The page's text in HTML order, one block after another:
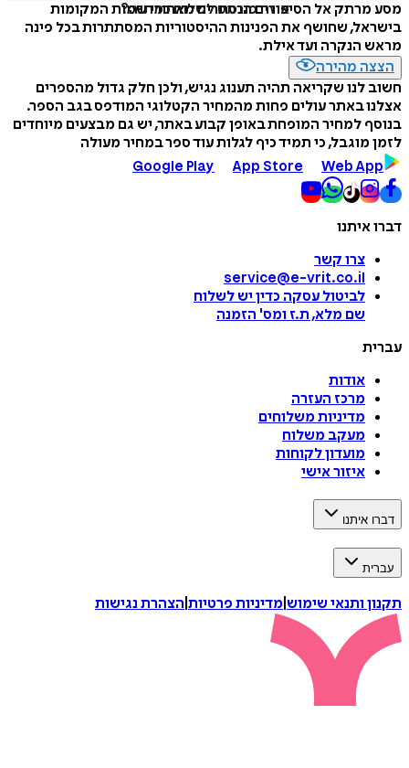
איזה פורמט לשלוח כמתנה?
מסע מרתק אל הסיפורים הנסתרים מאחורי שמות המקומות
בישראל, שחושף את הפנינות ההיסטוריות המסתתרות בכל פינה
מראש הנקרה ועד אילת.
הצצה מהירה
חשוב לנו שקריאה תהיה תענוג נגיש, ולכן חלק גדול מהספרים
אצלנו באתר עולים פחות מהמחיר הקטלוגי המודפס בגב הספר.
בנוסף למחיר המופחת באופן קבוע באתר, יש גם מבצעים מיוחדים
לזמן מוגבל, כי תמיד כיף לגלות עוד ספר במחיר מעולה
Google Play
App Store Web App
דברו איתנו
צרו קשר
service@e-vrit.co.il
לביטול עסקה כדין יש לשלוח
שם מלא, ת.ז ומס' הזמנה
עברית
אודות
מרכז העזרה
מדיניות משלוחים
מעקב משלוח
מועדון לקוחות
איזור אישי
דברו איתנו
עברית
תקנון ותנאי שימוש מדיניות פרטיות הצהרת נגישות